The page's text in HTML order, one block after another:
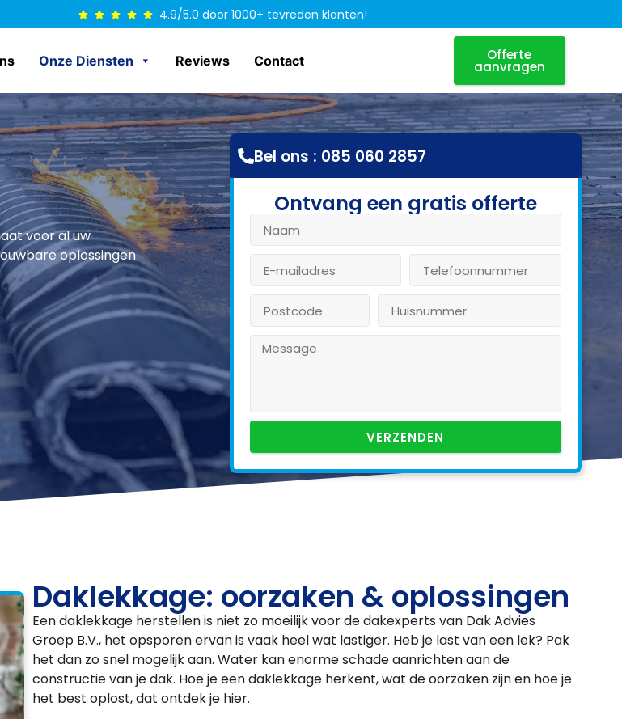
4.9/5.0 door 1000+ tevreden klanten!
Onze Diensten Reviews Contact Offerte
aanvragen
voor al uw
oplossingen
Bel ons : 085 060 2857
Ontvang een gratis offerte
VERZENDEN
Daklekkage: oorzaken & oplossingen
Een daklekkage herstellen is niet zo moeilijk voor de dakexperts van Dak Advies
Groep B.V., het opsporen ervan is vaak heel wat lastiger. Heb je last van een lek? Pak
het dan zo snel mogelijk aan. Water kan enorme schade aanrichten aan de
constructie van je dak. Hoe je een daklekkage herkent, wat de oorzaken zijn en hoe je
het best oplost, dat ontdek je hier.